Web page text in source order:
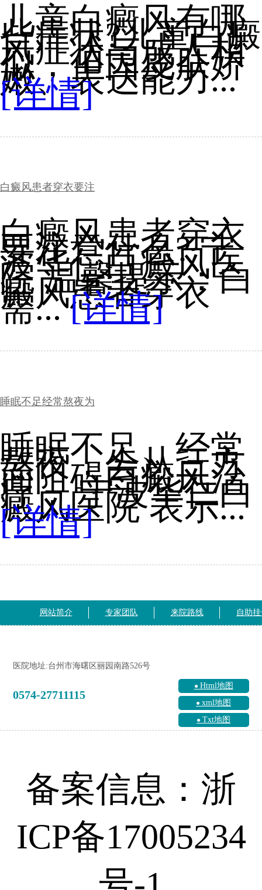
儿童白癜风有哪
些症状?儿童白癜
风症状与成人相
似，但因皮肤娇
嫩、表达能力...
[详情]
白癜风患者穿衣要注
白癜风患者穿衣
要注意什么? 宁
波华仁白癜风医
院 温馨提示：白
癜风患者穿衣
需...[详情]
睡眠不足经常熬夜为
睡眠不足、经常
熬夜，会从三方
面阻碍白癜风治
疗， 宁波华仁白
癜风医院 表示...
[详情]
网站简介 专家团队 来院路线 自助
医院地址:台州市海曙区丽园南路526号
0574-27711115
Html地图
xml地图
Txt地图
备案信息：浙
ICP备17005234